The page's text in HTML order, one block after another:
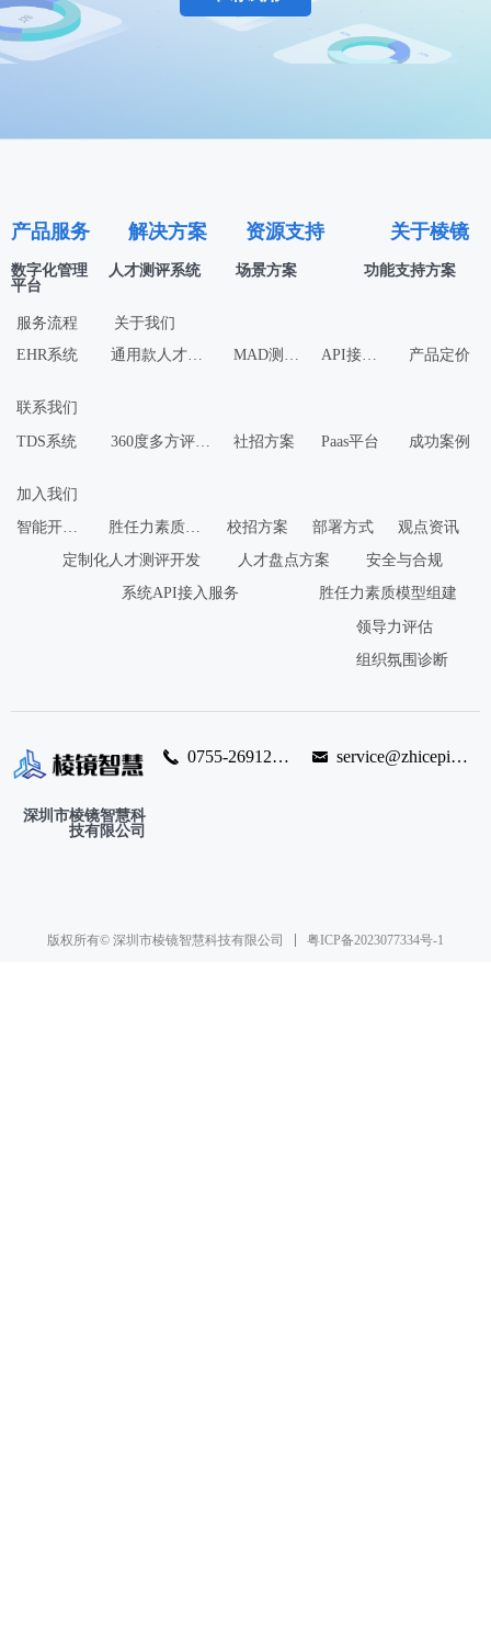
产品服务
数字化管理
平台
解决方案
끅 0755-26912334 낂 service@zhiceping.com
深圳市棱镜智慧科
技有限公司
资源支持 关于棱镜
人才测评系统 场景方案 功能支持方案
EHR系统 通用款人才测评工具
社招方案
API接入功能
服务流程
产品定价
成功案例
观点资讯
关于我们
联系我们
加入我们
TDS系统
智能开发平台
360度多方评估反馈
胜任力素质模型组建
定制化人才测评开发
系统API接入服务
校招方案
人才盘点方案
胜任力素质模型组建
领导力评估
组织氛围诊断
Paas平台
部署方式
安全与合规
MAD测评方案
版权所有© 深圳市棱镜智慧科技有限公司 粤ICP备2023077334号-1